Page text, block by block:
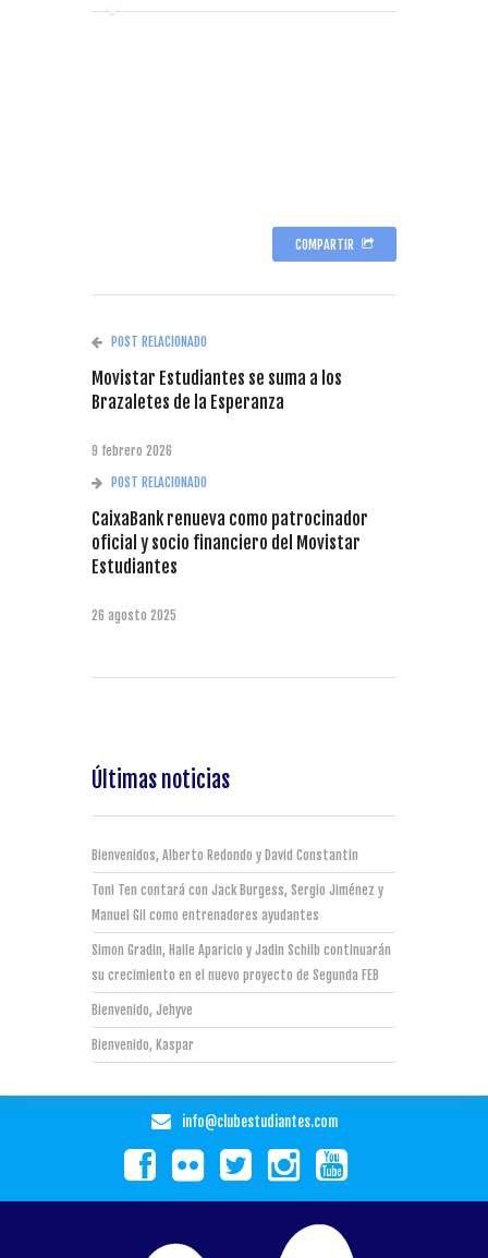
COMPARTIR
POST RELACIONADO
Movistar Estudiantes se suma a los
Brazaletes de la Esperanza
9 febrero 2026
POST RELACIONADO
CaixaBank renueva como patrocinador
oficial y socio financiero del Movistar
Estudiantes
26 agosto 2025
Últimas noticias
Bienvenidos, Alberto Redondo y David Constantin
Toni Ten contará con Jack Burgess, Sergio Jiménez y
Manuel Gil como entrenadores ayudantes
Simon Gradin, Haile Aparicio y Jadin Schilb continuarán
su crecimiento en el nuevo proyecto de Segunda FEB
Bienvenido, Jehyve
Bienvenido, Kaspar
info@clubestudiantes.com